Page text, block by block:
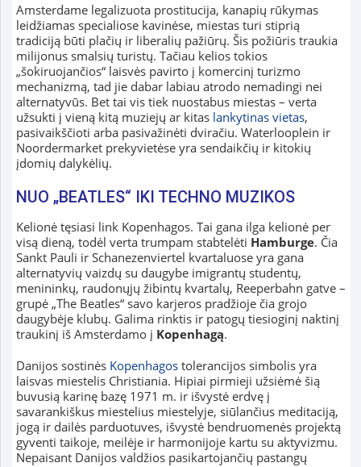
Amsterdame legalizuota prostitucija, kanapių rūkymas
leidžiamas specialiose kavinėse, miestas turi stiprią
tradiciją būti plačių ir liberalių pažiūrų. Šis požiūris traukia
milijonus smalsių turistų. Tačiau kelios tokios
„šokiruojančios“ laisvės pavirto į komercinį turizmo
mechanizmą, tad jie dabar labiau atrodo nemadingi nei
alternatyvūs. Bet tai vis tiek nuostabus miestas – verta
užsukti į vieną kitą muziejų ar kitas lankytinas vietas,
pasivaikščioti arba pasivažinėti dviračiu. Waterlooplein ir
Noordermarket prekyvietėse yra sendaikčių ir kitokių
įdomių dalykėlių.
NUO „BEATLES“ IKI TECHNO MUZIKOS
Kelionė tęsiasi link Kopenhagos. Tai gana ilga kelionė per
visą dieną, todėl verta trumpam stabtelėti Hamburge. Čia
Sankt Pauli ir Schanezenviertel kvartaluose yra gana
alternatyvių vaizdų su daugybe imigrantų studentų,
menininkų, raudonųjų žibintų kvartalų, Reeperbahn gatve –
grupė „The Beatles“ savo karjeros pradžioje čia grojo
daugybėje klubų. Galima rinktis ir patogų tiesioginį naktinį
traukinį iš Amsterdamo į Kopenhagą.
Danijos sostinės Kopenhagostolerancijos simbolis yra
laisvas miestelis Christiania. Hipiai pirmieji užsiėmė šią
buvusią karinę bazę 1971 m. ir išvystė erdvę į
savarankiškus miestelius miestelyje, siūlančius meditaciją,
jogą ir dailės parduotuves, išvystė bendruomenės projektą
gyventi taikoje, meilėje ir harmonijoje kartu su aktyvizmu.
Nepaisant Danijos valdžios pasikartojančių pastangų